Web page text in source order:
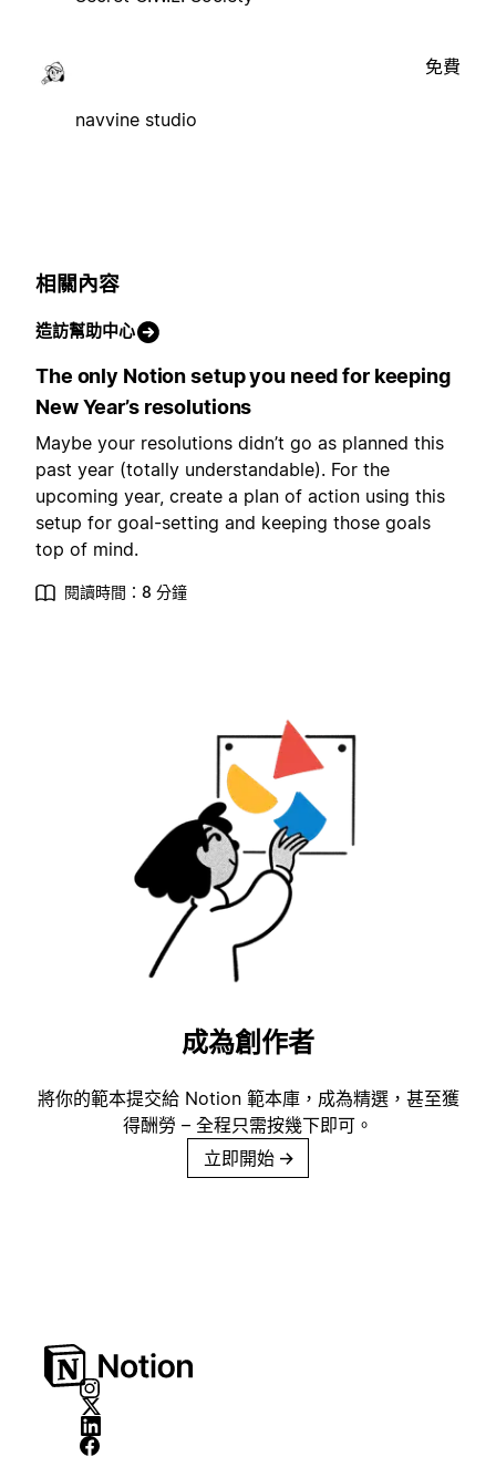
navvine studio
免費
相關內容
造訪幫助中心
The only Notion setup you need for keeping
New Year’s resolutions
Maybe your resolutions didn’t go as planned this
past year (totally understandable). For the
upcoming year, create a plan of action using this
setup for goal-setting and keeping those goals
top of mind.
閱讀時間：8 分鐘
成為創作者
將你的範本提交給 Notion 範本庫，成為精選，甚至獲
得酬勞 – 全程只需按幾下即可。
立即開始 →